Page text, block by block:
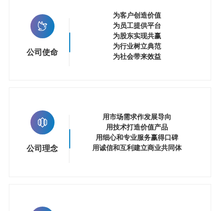
公司使命
为客户创造价值
为员工提供平台
为股东实现共赢
为行业树立典范
为社会带来效益
公司理念
用市场需求作发展导向
用技术打造价值产品
用细心和专业服务赢得口碑
用诚信和互利建立商业共同体